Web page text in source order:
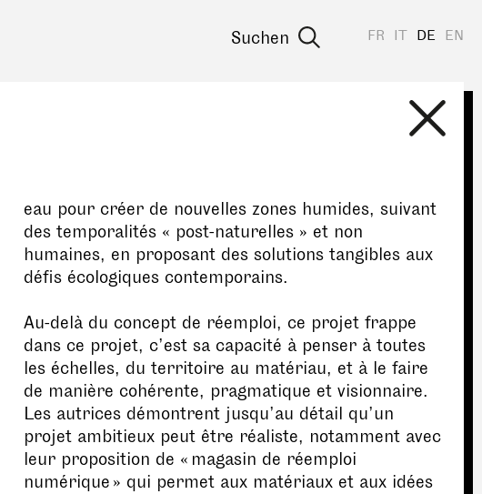
Suchen FR IT DE EN
eau pour créer de nouvelles zones humides, suivant
des temporalités « post-naturelles » et non
humaines, en proposant des solutions tangibles aux
défis écologiques contemporains.
Au-delà du concept de réemploi, ce projet frappe
dans ce projet, c’est sa capacité à penser à toutes
les échelles, du territoire au matériau, et à le faire
de manière cohérente, pragmatique et visionnaire.
Les autrices démontrent jusqu’au détail qu’un
projet ambitieux peut être réaliste, notamment avec
leur proposition de « magasin de réemploi
numérique » qui permet aux matériaux et aux idées